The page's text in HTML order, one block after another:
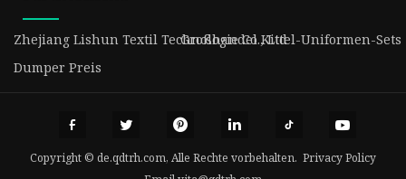
Zhejiang Lishun Textil Technologie Co., LtdGroßhandel Kittel-Uniformen-Sets
Dumper Preis
Copyright © de.qdtrh.com, Alle Rechte vorbehalten. Privacy Policy